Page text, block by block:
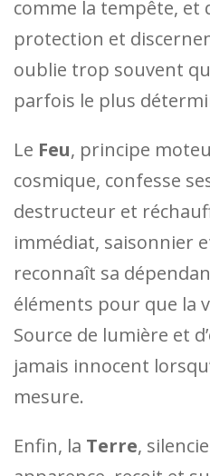
comme la tempête, et
protection et
oublie trop souvent
parfois le plus
Le Feu, principe
cosmique, confesse
destructeur et
immédiat, saisonnier
reconnaît sa
éléments pour que la
Source de lumière et
jamais innocent
mesure.
Enfin, la Terre,